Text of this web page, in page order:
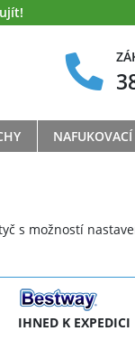
s možností
IHNED K EXPEDICI